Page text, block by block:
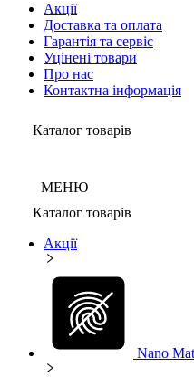
Акції
Доставка та оплата
Гарантія та сервіс
Уцінені товари
Про нас
Контактна інформація
Каталог товарів
МЕНЮ
Каталог товарів
Акції
Nano